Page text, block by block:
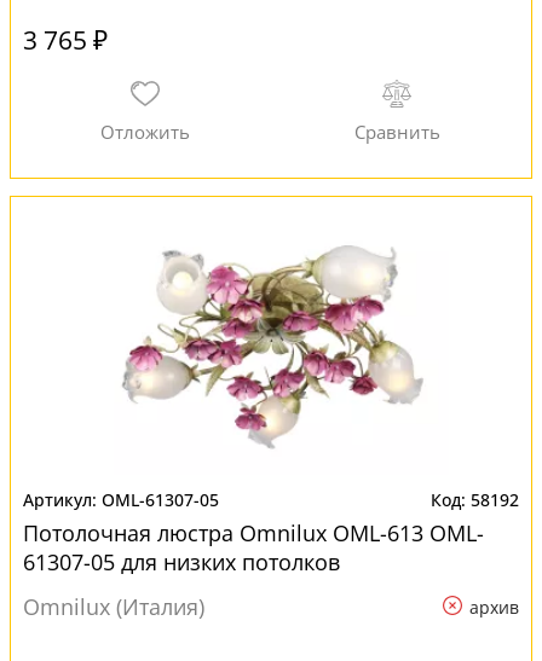
3 765 ₽
OML-61307-05 58192
Потолочная люстра Omnilux OML-613 OML-
61307-05 для низких потолков
Omnilux (Италия)
архив